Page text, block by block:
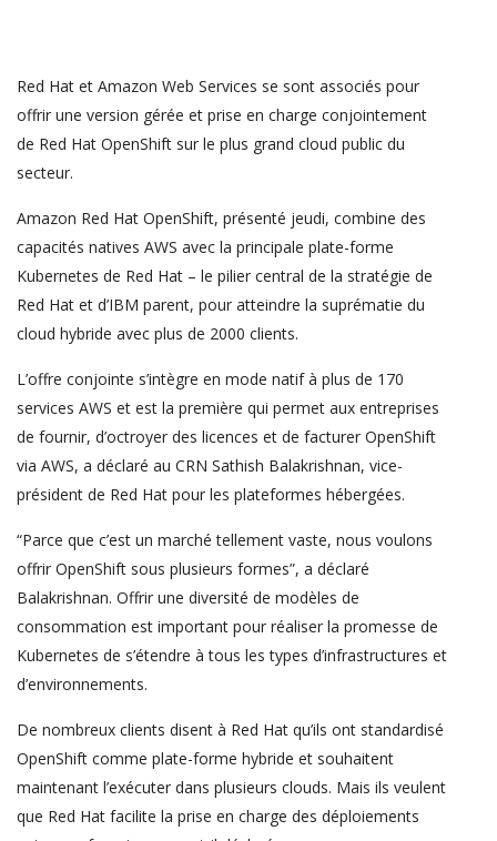
Red Hat et Amazon Web Services se sont associés pour
offrir une version gérée et prise en charge conjointement
de Red Hat OpenShift sur le plus grand cloud public du
secteur.
Amazon Red Hat OpenShift, présenté jeudi, combine des
capacités natives AWS avec la principale plate-forme
Kubernetes de Red Hat – le pilier central de la stratégie de
Red Hat et d’IBM parent, pour atteindre la suprématie du
cloud hybride avec plus de 2000 clients.
L’offre conjointe s’intègre en mode natif à plus de 170
services AWS et est la première qui permet aux entreprises
de fournir, d’octroyer des licences et de facturer OpenShift
via AWS, a déclaré au CRN Sathish Balakrishnan, vice-
président de Red Hat pour les plateformes hébergées.
“Parce que c’est un marché tellement vaste, nous voulons
offrir OpenShift sous plusieurs formes”, a déclaré
Balakrishnan. Offrir une diversité de modèles de
consommation est important pour réaliser la promesse de
Kubernetes de s’étendre à tous les types d’infrastructures et
d’environnements.
De nombreux clients disent à Red Hat qu’ils ont standardisé
OpenShift comme plate-forme hybride et souhaitent
maintenant l’exécuter dans plusieurs clouds. Mais ils veulent
que Red Hat facilite la prise en charge des déploiements